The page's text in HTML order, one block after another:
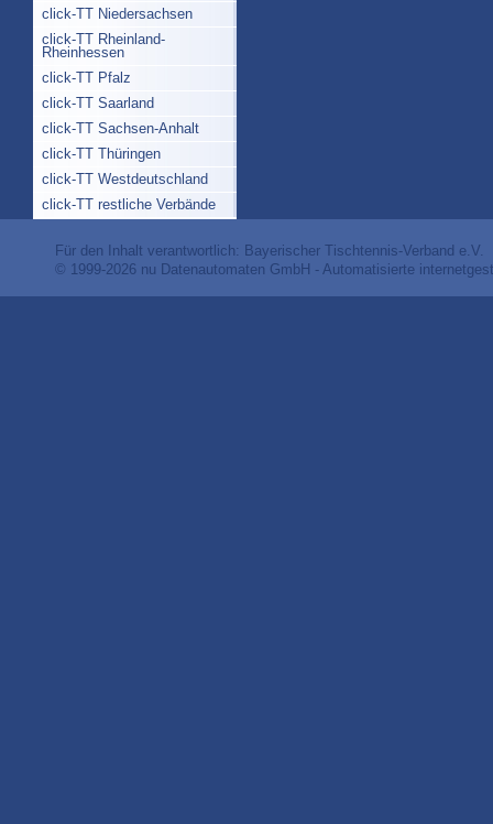
click-TT Niedersachsen
click-TT Rheinland-
Rheinhessen
click-TT Pfalz
click-TT Saarland
click-TT Sachsen-Anhalt
click-TT Thüringen
click-TT Westdeutschland
click-TT restliche Verbände
Für den Inhalt verantwortlich: Bayerischer Tischtennis-Verband e.V.
© 1999-2026 nu Datenautomaten GmbH - Automatisierte